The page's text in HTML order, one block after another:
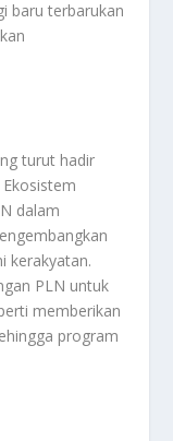
baru terbarukan
turut hadir
dalam
kerakyatan.
PLN untuk
memberikan
program